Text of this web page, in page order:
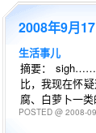
2008年9月
生活事儿
摘要： sigh……
比，我现在怀
腐、白萝卜一
POSTED @ 2008-